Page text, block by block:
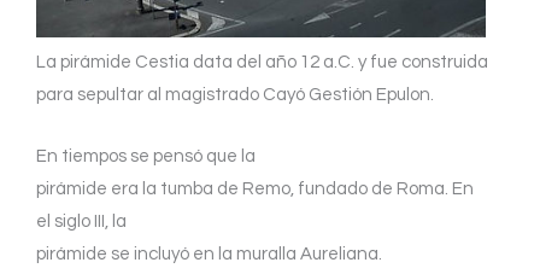
La pirámide Cestia data del año 12 a.C. y fue construida
para sepultar al magistrado Cayó Gestión Epulon.
En tiempos se pensó que la
pirámide era la tumba de Remo, fundado de Roma. En
el siglo III, la
pirámide se incluyó en la muralla Aureliana.